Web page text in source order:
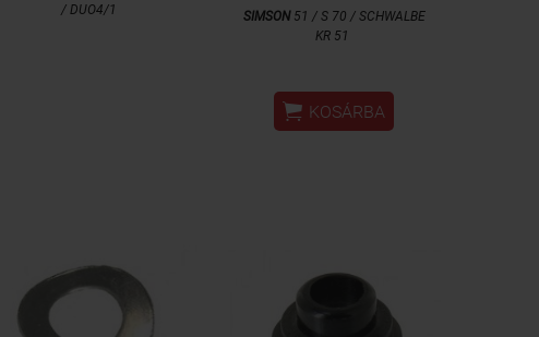
/ DUO4/1
SIMSON51 / S 70 / SCHWALBE
KR 51
 KOSÁRBA